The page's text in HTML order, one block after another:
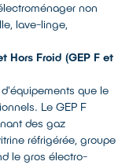
non
lave-linge,
Hors Froid (GEP F et
que le
Le GEP F
des gaz
réfrigérée, groupe
le gros électro-